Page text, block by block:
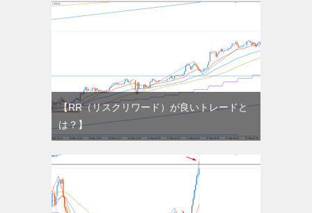
【RR（リスクリワード）が良いトレードと
は？】